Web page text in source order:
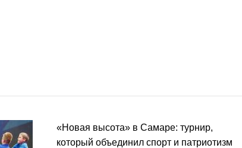
«Новая высота» в Самаре: турнир,
который объединил спорт и патриотизм